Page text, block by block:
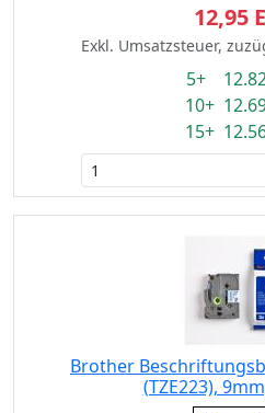
12,95
Exkl. Umsatzsteuer,
5+
10+
15+
Brother
(TZE223),